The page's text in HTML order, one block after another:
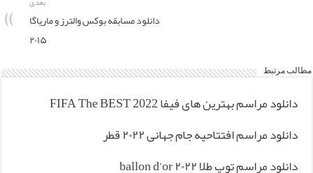
دانلود مسابقه بوکس والترز و ماریاگا
۲۰۱۵
مطالب مرتبط
دانلود مراسم بهترین های فیفا FIFA The BEST 2022
دانلود مراسم افتتاحیه جام جهانی ۲۰۲۲ قطر
دانلود مراسم توپ طلا ۲۰۲۲ ballon d’or